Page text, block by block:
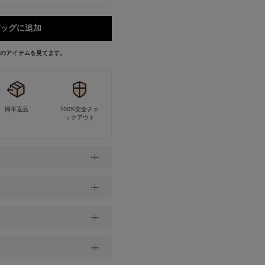
グに追加
アイテムを見てます。
簡単返品
100%安全チェ
ックアウト